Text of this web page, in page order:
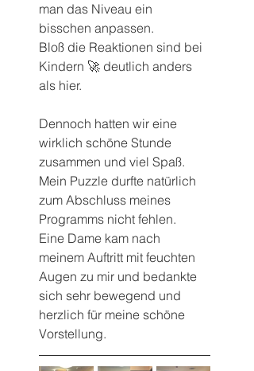
man das Niveau ein
bisschen anpassen.
Bloß die Reaktionen sind bei
Kindern 🚀 deutlich anders
als hier.
Dennoch hatten wir eine
wirklich schöne Stunde
zusammen und viel Spaß.
Mein Puzzle durfte natürlich
zum Abschluss meines
Programms nicht fehlen.
Eine Dame kam nach
meinem Auftritt mit feuchten
Augen zu mir und bedankte
sich sehr bewegend und
herzlich für meine schöne
Vorstellung.